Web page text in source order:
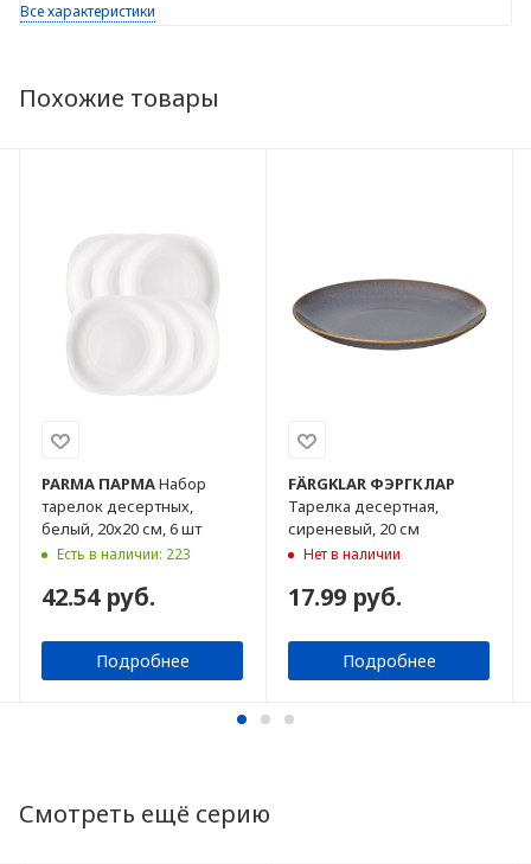
Все характеристики
Похожие товары
PARMA ПАРМАНабор
тарелок десертных,
белый, 20х20 см, 6 шт
Есть в наличии: 223
42.54 руб.
Подробнее
FÄRGKLAR ФЭРГКЛАР
Тарелка десертная,
сиреневый, 20 см
Нет в наличии
17.99 руб.
Подробнее
Смотреть ещё серию